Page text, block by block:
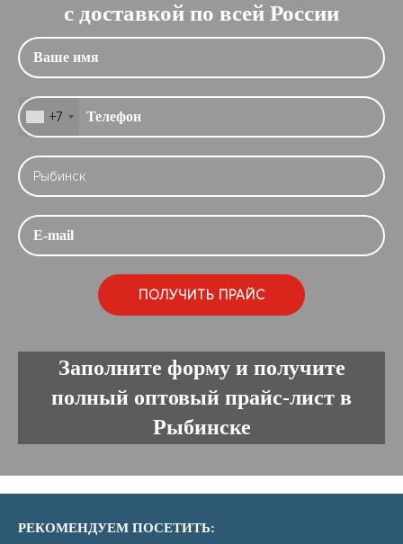
с доставкой по всей России
+7
Заполните форму и получите
полный оптовый прайс-лист в
Рыбинске
РЕКОМЕНДУЕМ ПОСЕТИТЬ: